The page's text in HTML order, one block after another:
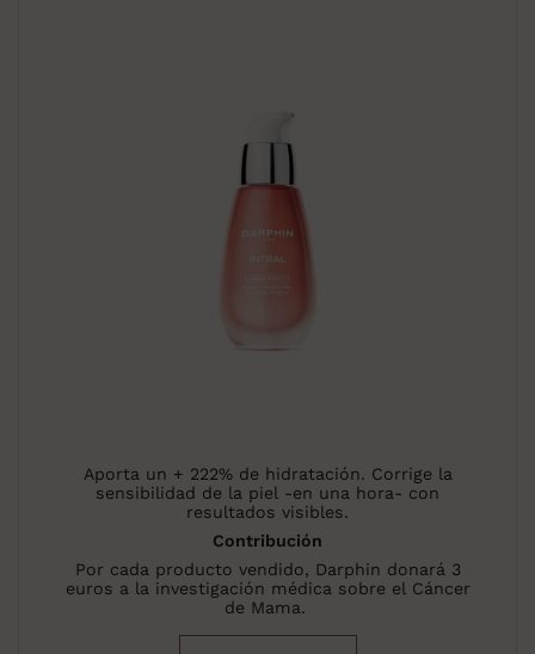
Aporta un + 222% de hidratación. Corrige la
sensibilidad de la piel -en una hora- con
resultados visibles.
Contribución
Por cada producto vendido, Darphin donará 3
euros a la investigación médica sobre el Cáncer
de Mama.